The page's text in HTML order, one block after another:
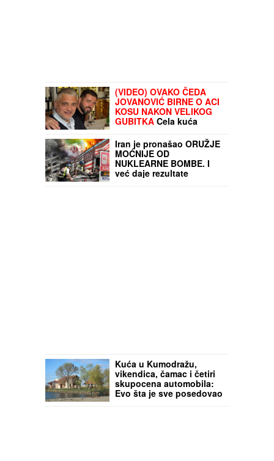
(VIDEO) OVAKO ČEDA
JOVANOVIĆ BIRNE O ACI
KOSU NAKON VELIKOG
GUBITKA Cela kuća
omiljena jela: "On živi od
ljubavi"
Iran je pronašao ORUŽJE
MOĆNIJE OD
NUKLEARNE BOMBE. I
već daje rezultate
Kuća u Kumodražu,
vikendica, čamac i četiri
skupocena automobila:
Evo šta je sve posedovao